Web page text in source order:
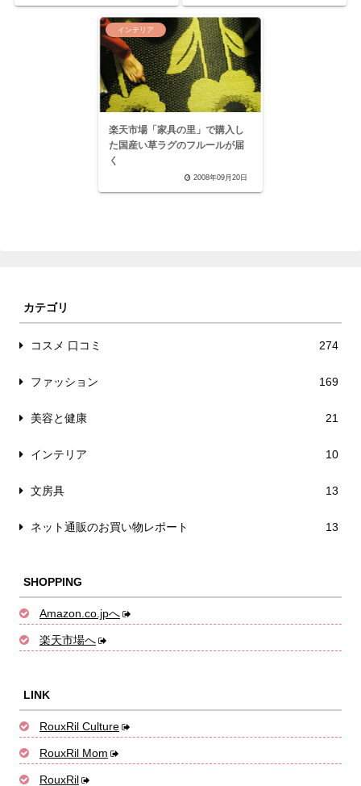
インテリア
楽天市場「家具の里」で購入し
た国産い草ラグのフルールが届
く
2008年09月20日
カテゴリ
コスメ 口コミ 274
ファッション 169
美容と健康 21
インテリア 10
文房具 13
ネット通販のお買い物レポート 13
SHOPPING
Amazon.co.jpへ
楽天市場へ
LINK
RouxRil Culture
RouxRil Mom
RouxRil